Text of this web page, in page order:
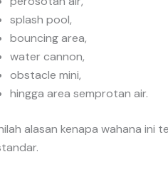
splash pool,
bouncing area,
water cannon,
obstacle mini,
hingga area semprotan air.
alasan kenapa wahana ini